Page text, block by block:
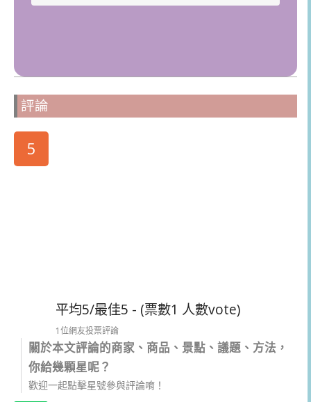
評論
5
平均5/最佳5 - (票數1 人數vote)
1位網友投票評論
關於本文評論的商家、商品、景點、議題、方法，
你給幾顆星呢？
歡迎一起點擊星號參與評論唷！